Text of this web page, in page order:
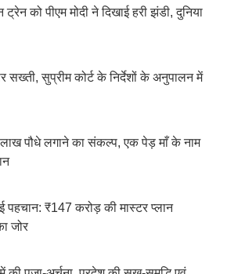
को पीएम मोदी ने दिखाई हरी झंडी, दुनिया
सख्ती, सुप्रीम कोर्ट के निर्देशों के अनुपालन में
पौधे लगाने का संकल्प, एक पेड़ माँ के नाम
पहचान: ₹147 करोड़ की मास्टर प्लान
जोर